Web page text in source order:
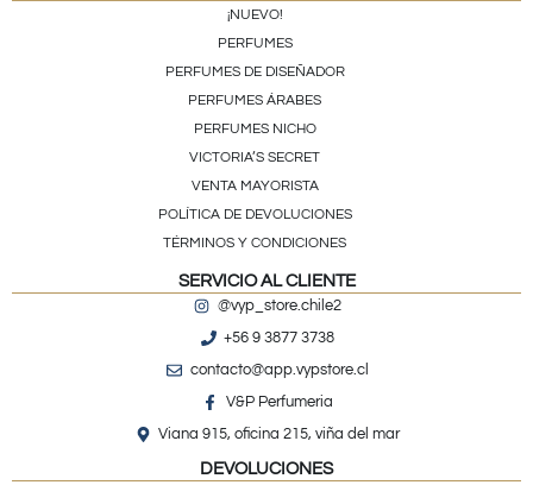
¡NUEVO!
PERFUMES
PERFUMES DE DISEÑADOR
PERFUMES ÁRABES
PERFUMES NICHO
VICTORIA’S SECRET
VENTA MAYORISTA
POLÍTICA DE DEVOLUCIONES
TÉRMINOS Y CONDICIONES
SERVICIO AL CLIENTE
@vyp_store.chile2
+56 9 3877 3738
contacto@app.vypstore.cl
V&P Perfumeria
Viana 915, oficina 215, viña del mar
DEVOLUCIONES